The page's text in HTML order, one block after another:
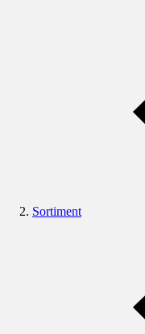
Sortiment